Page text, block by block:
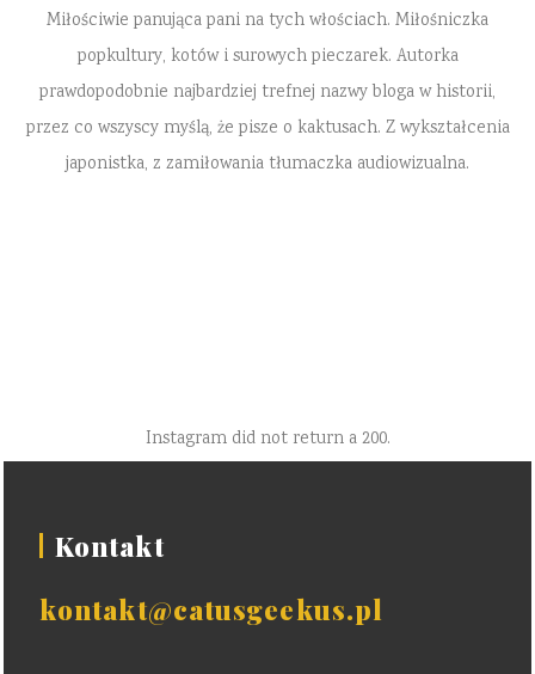
Miłościwie panująca pani na tych włościach. Miłośniczka
popkultury, kotów i surowych pieczarek. Autorka
prawdopodobnie najbardziej trefnej nazwy bloga w historii,
przez co wszyscy myślą, że pisze o kaktusach. Z wykształcenia
japonistka, z zamiłowania tłumaczka audiowizualna.
Instagram did not return a 200.
Kontakt
kontakt@catusgeekus.pl